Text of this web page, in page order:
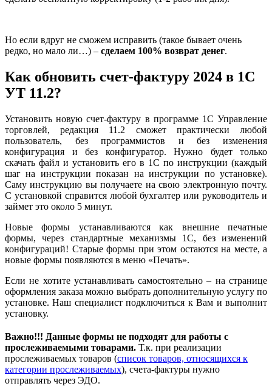
Но если вдруг не сможем исправить (такое бывает очень
редко, но мало ли…) – сделаем 100% возврат денег.
Как обновить счет-фактуру 2024 в 1С
УТ 11.2?
Установить новую счет-фактуру в программе 1C Управление
торговлей, редакция 11.2 сможет практически любой
пользователь, без программистов и без изменения
конфигурация и без конфигуратор. Нужно будет только
скачать файл и установить его в 1С по инструкции (каждый
шаг на инструкции показан на инструкции по установке).
Саму инструкцию вы получаете на свою электронную почту.
С установкой справится любой бухгалтер или руководитель и
займет это около 5 минут.
Новые формы устанавливаются как внешние печатные
формы, через стандартные механизмы 1С, без изменений
конфигураций! Старые формы при этом остаются на месте, а
новые формы появляются в меню «Печать».
Если не хотите устанавливать самостоятельно – на странице
оформления заказа можно выбрать дополнительную услугу по
установке. Наш специалист подключиться к Вам и выполнит
установку.
Важно!!! Данные формы не подходят для работы с
прослеживаемыми товарами. Т.к. при реализации
прослеживаемых товаров (список товаров, относящихся к
категории прослеживаемых), счета-фактуры нужно
отправлять через ЭДО.